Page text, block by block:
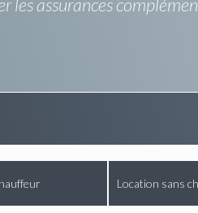
les assurances
Location sans